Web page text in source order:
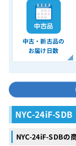
中古・新古品の
お届け日数
NYC-24iF-
NYC-24iF-SDBの